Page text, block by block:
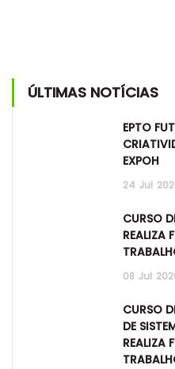
ÚLTIMAS NOTÍCIAS
EPTO
EXPOH
24 Jul
CURSO
REALIZA
08 Jul
CURSO
DE
REALIZA